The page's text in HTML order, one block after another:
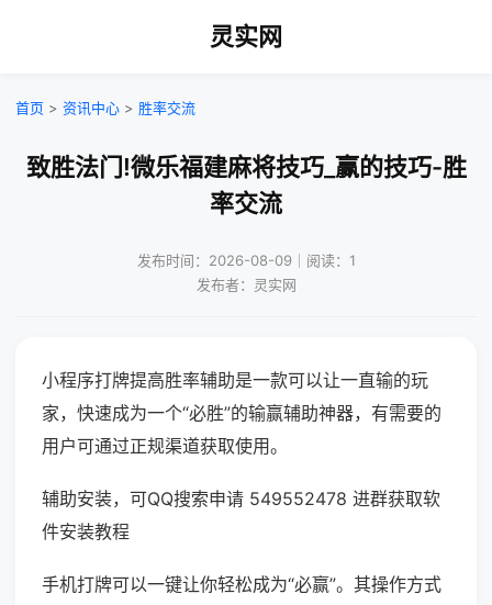
灵实网
首页 > 资讯中心 > 胜率交流
致胜法门!微乐福建麻将技巧_赢的技巧-胜
率交流
发布时间：2026-08-09｜阅读：1
发布者：灵实网
小程序打牌提高胜率辅助是一款可以让一直输的玩
家，快速成为一个“必胜”的输赢辅助神器，有需要的
用户可通过正规渠道获取使用。
辅助安装，可QQ搜索申请 549552478 进群获取软
件安装教程
手机打牌可以一键让你轻松成为“必赢”。其操作方式